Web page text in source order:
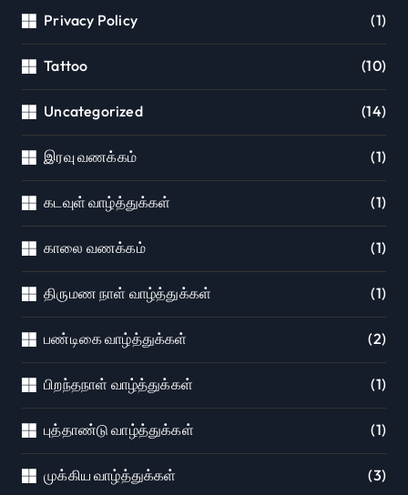
Privacy Policy (1)
Tattoo (10)
Uncategorized (14)
இரவு வணக்கம் (1)
கடவுள் வாழ்த்துக்கள் (1)
காலை வணக்கம் (1)
திருமண நாள் வாழ்த்துக்கள் (1)
பண்டிகை வாழ்த்துக்கள் (2)
பிறந்தநாள் வாழ்த்துக்கள் (1)
புத்தாண்டு வாழ்த்துக்கள் (1)
முக்கிய வாழ்த்துக்கள் (3)